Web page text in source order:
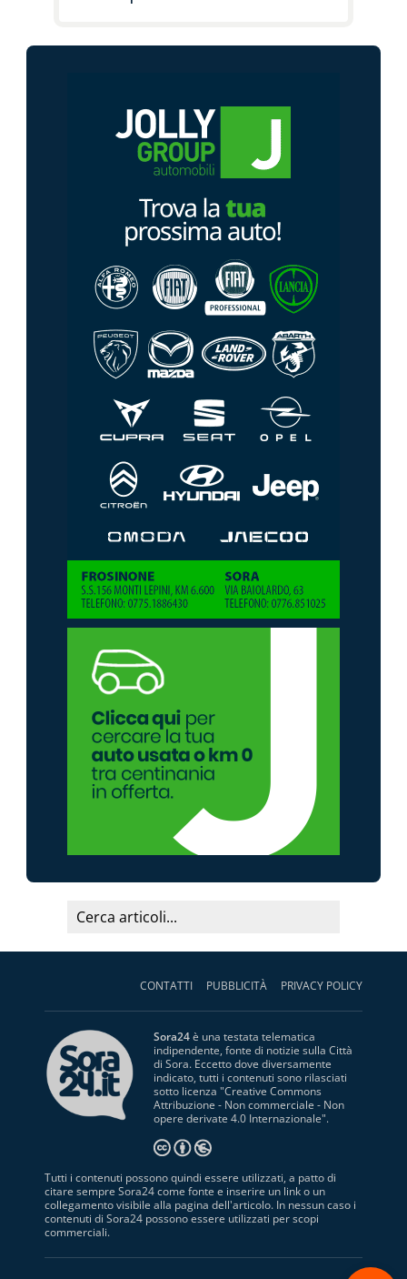
CONTATTI PUBBLICITÀ PRIVACY POLICY
Sora24è una testata telematica
indipendente, fonte di notizie sulla Città
di Sora. Eccetto dove diversamente
indicato, tutti i contenuti sono rilasciati
sotto licenza "Creative Commons
Attribuzione - Non commerciale - Non
opere derivate 4.0 Internazionale".
Tutti i contenuti possono quindi essere utilizzati, a patto di
citare sempre Sora24 come fonte e inserire un link o un
collegamento visibile alla pagina dell'articolo. In nessun caso i
contenuti di Sora24 possono essere utilizzati per scopi
commerciali.